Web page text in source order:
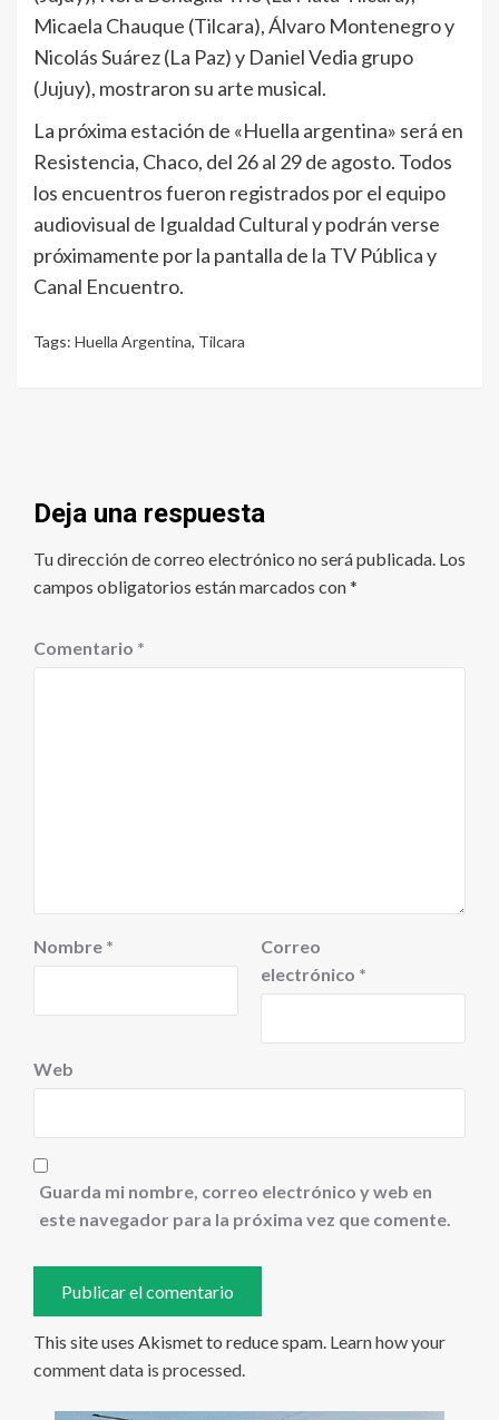
Micaela Chauque (Tilcara), Álvaro Montenegro y
Nicolás Suárez (La Paz) y Daniel Vedia grupo
(Jujuy), mostraron su arte musical.
La próxima estación de «Huella argentina» será en
Resistencia, Chaco, del 26 al 29 de agosto. Todos
los encuentros fueron registrados por el equipo
audiovisual de Igualdad Cultural y podrán verse
próximamente por la pantalla de la TV Pública y
Canal Encuentro.
Tags: Huella Argentina, Tilcara
Deja una respuesta
Tu dirección de correo electrónico no será publicada. Los
campos obligatorios están marcados con*
Comentario *
Nombre *
Correo
electrónico *
Web
Guarda mi nombre, correo electrónico y web en
este navegador para la próxima vez que comente.
This site uses Akismet to reduce spam. Learn how your
comment data is processed.